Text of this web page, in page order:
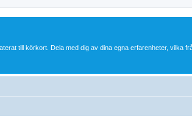
till körkort. Dela med dig av dina egna erfarenheter, vilka